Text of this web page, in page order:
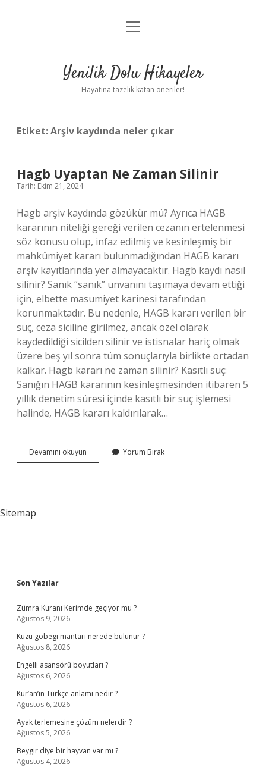
Anasayfa
Yasal Uyarı
menüyü
Yenilik Dolu Hikayeler
Hayatına tazelik katan öneriler!
Etiket:Arşiv kaydında neler çıkar
Hagb Uyaptan Ne Zaman Silinir
Tarih: Ekim 21, 2024
Hagb arşiv kaydında gözükür mü? Ayrıca HAGB
kararının niteliği gereği verilen cezanın ertelenmesi
söz konusu olup, infaz edilmiş ve kesinleşmiş bir
mahkûmiyet kararı bulunmadığından HAGB kararı
arşiv kayıtlarında yer almayacaktır. Hagb kaydı nasıl
silinir? Sanık “sanık” unvanını taşımaya devam ettiği
için, elbette masumiyet karinesi tarafından
korunmaktadır. Bu nedenle, HAGB kararı verilen bir
suç, ceza siciline girilmez, ancak özel olarak
kaydedildiği sicilden silinir ve istisnalar hariç olmak
üzere beş yıl sonra tüm sonuçlarıyla birlikte ortadan
kalkar. Hagb kararı ne zaman silinir? Kasıtlı suç:
Sanığın HAGB kararının kesinleşmesinden itibaren 5
yıllık denetim süresi içinde kasıtlı bir suç işlemesi
halinde, HAGB kararı kaldırılarak…
Devamını okuyun
Uyaptan
Yorum Bırak
Sitemap
Sidebar
Son Yazılar
Zümra Kuranı Kerimde geçiyor mu ?
Ağustos 9, 2026
Kuzu göbegi mantarı nerede bulunur ?
Ağustos 8, 2026
Engelli asansörü boyutları ?
Ağustos 6, 2026
Kur’an’ın Türkçe anlamı nedir ?
Ağustos 6, 2026
Ayak terlemesine çözüm nelerdir ?
Ağustos 5, 2026
Beygir diye bir hayvan var mı ?
Ağustos 4, 2026